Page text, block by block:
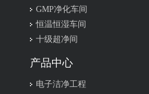
GMP净化车间
恒温恒湿车间
十级超净间
产品中心
电子洁净工程